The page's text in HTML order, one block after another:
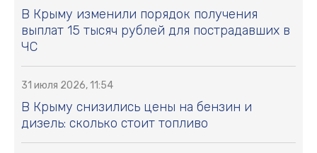
В Крыму изменили порядок получения
выплат 15 тысяч рублей для пострадавших в
ЧС
31 июля 2026, 11:54
В Крыму снизились цены на бензин и
дизель: сколько стоит топливо